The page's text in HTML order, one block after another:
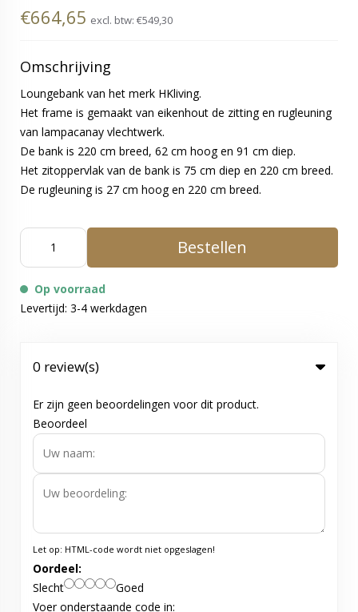
€664,65 excl. btw: €549,30
Omschrijving
Loungebank van het merk HKliving.
Het frame is gemaakt van eikenhout de zitting en rugleuning
van lampacanay vlechtwerk.
De bank is 220 cm breed, 62 cm hoog en 91 cm diep.
Het zitoppervlak van de bank is 75 cm diep en 220 cm breed.
De rugleuning is 27 cm hoog en 220 cm breed.
Bestellen
Op voorraad
Levertijd: 3-4 werkdagen
0 review(s)
Er zijn geen beoordelingen voor dit product.
Beoordeel
Let op: HTML-code wordt niet opgeslagen!
Oordeel:
Slecht
Goed
Voer onderstaande code in: